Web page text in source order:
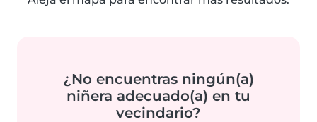
¿No encuentras ningún(a)
niñera adecuado(a) en tu
vecindario?